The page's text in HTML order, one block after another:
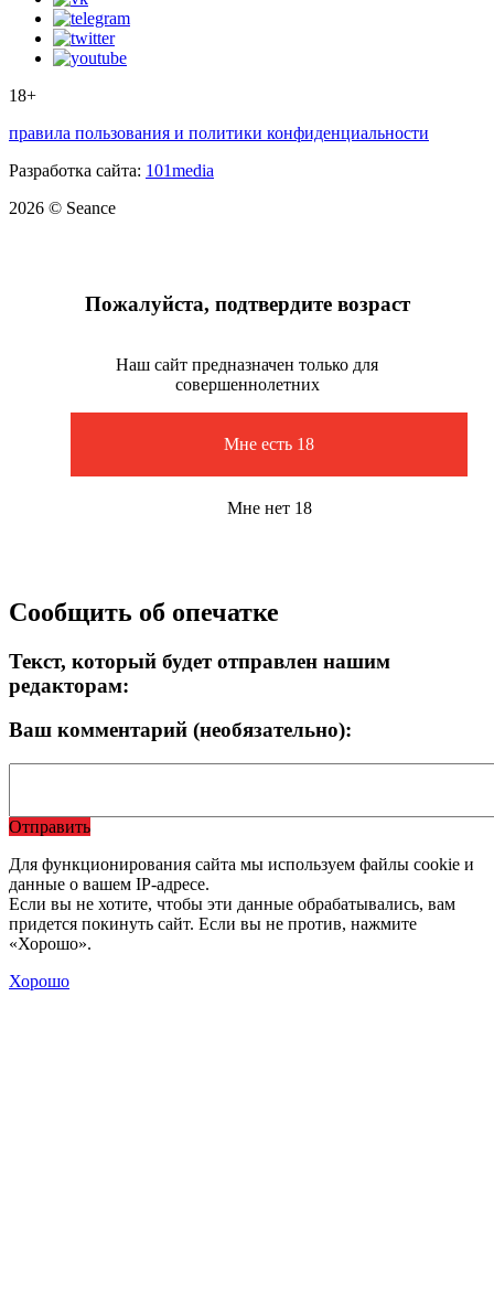
18+
правила пользования и политики конфиденциальности
Разработка сайта: 101media
2026 © Seance
Пожалуйста, подтвердите возраст
Наш сайт предназначен только для
совершеннолетних
Мне есть 18
Мне нет 18
Сообщить об опечатке
Текст, который будет отправлен нашим
редакторам:
Ваш комментарий (необязательно):
Отправить
Для функционирования сайта мы используем файлы cookie и
данные о вашем IP-адресе.
Если вы не хотите, чтобы эти данные обрабатывались, вам
придется покинуть сайт. Если вы не против, нажмите
«Хорошо».
Хорошо